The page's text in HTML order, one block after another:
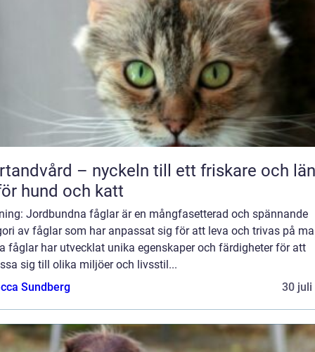
– nyckeln till ett friskare och
hund och katt
Jordbundna fåglar är en mångfasetterad och spännande
av fåglar som har anpassat sig för att leva och trivas på
fåglar har utvecklat unika egenskaper och färdigheter för att
sig till olika miljöer och livsstil...
Sundberg
30 juli